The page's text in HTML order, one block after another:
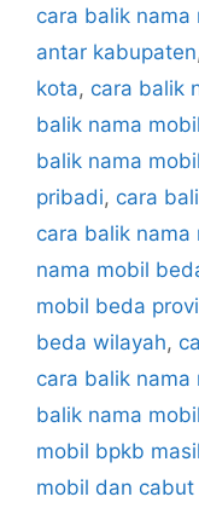
cara balik nama
antar kabupaten
kota, cara balik
balik nama
balik nama
pribadi, cara
cara balik
nama mobil
mobil beda
beda wilayah,
cara balik nama
balik nama
mobil bpkb
mobil dan cabut